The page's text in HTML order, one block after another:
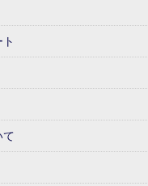
て